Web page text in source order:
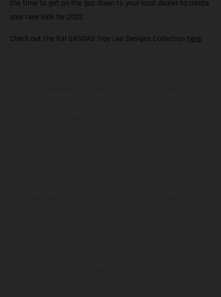
the time to get on the gas down to your local dealer to create
your new look for 2022.
Check out the full GASGAS Troy Lee Designs Collection here.